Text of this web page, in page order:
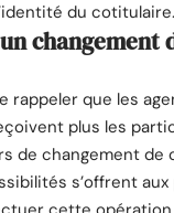
du cotitulaire.
changement
rappeler que les
plus les
de changement de
s’offrent